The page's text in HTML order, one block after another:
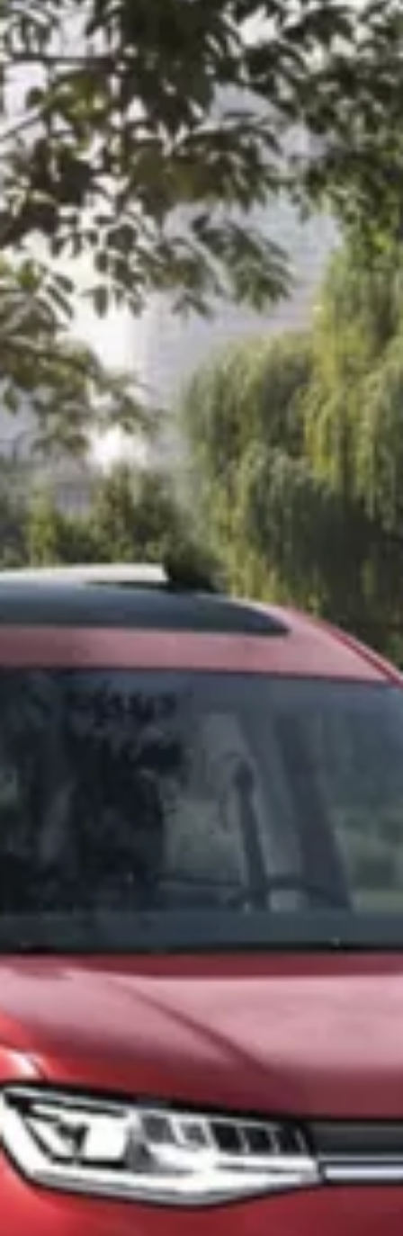
Azioni service
Servizio e riparazione
Servizio
Riparazione
ServicePlus
Sovrastrutture & allestimenti
Mobilità
Offerte di accessori
Ricambi Originali Volkswagen
Informazioni utili
Spie di controllo rosse
Spie di controllo gialle
Spie di controllo verdi
Spie di controllo blu
Spie di controllo bianche
WLTP
Carburante diesel XTL
Richiamo di sicurezza degli airbag
Servizi digitali e app
myVolkswagen
Connect Pro gestione flotte
Il manuale digitale
App California
Car-Net
Aggiornamento del navigatore
Video tutorial di veicolo
Disattivazione della rete di telefonia mobile 2G/3G
Marchio ed esperienza
Nostro marchio
Van Journal
Le generazioni del van Volkswagen
Panoramica delle categorie dei veicoli
Newsletter
Azienda
Contatto
Newsroom
Posti vacanti
Mondo California
Rivista e guida California
Itinerari e viaggi
Collezione California
App California